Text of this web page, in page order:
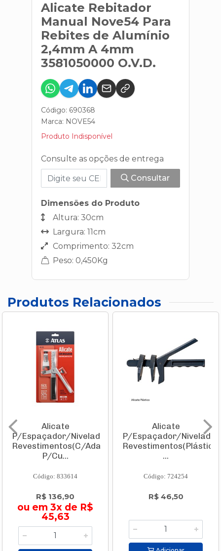
Alicate Rebitador
Manual Nove54 Para
Rebites de Alumínio
2,4mm A 4mm
3581050000 O.V.D.
Código: 690368
Marca: NOVE54
Produto Indisponível
Consulte as opções de entrega
Consultar
Dimensões do Produto
Altura: 30cm
Largura: 11cm
Comprimento: 32cm
Peso: 0,450Kg
Produtos Relacionados
Alicate
P/Espaçador/Nivelador
Revestimentos(C/Adaptador
P/Cu...
Código: 833614
R$ 136,90
ou em 3x de R$
45,63
Alicate
P/Espaçador/Nivelador
...
Código: 724254
R$ 46,50